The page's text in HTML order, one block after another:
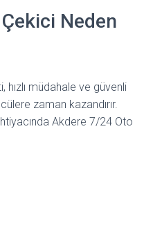
Neden
müdahale ve güvenli
zaman kazandırır.
Akdere 7/24 Oto